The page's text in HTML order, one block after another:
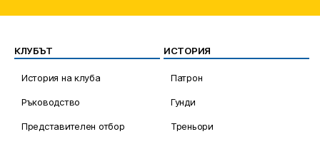
КЛУБЪТ
История на клуба
Ръководство
Представителен отбор
ИСТОРИЯ
Патрон
Гунди
Треньори